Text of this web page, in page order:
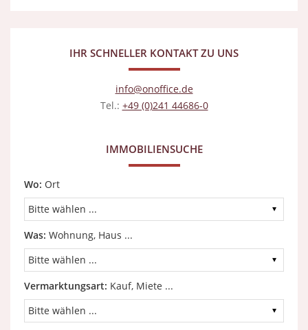
IHR SCHNELLER KONTAKT ZU UNS
info@onoffice.de
Tel.: +49 (0)241 44686-0
IMMOBILIENSUCHE
Wo: Ort
Was: Wohnung, Haus ...
Vermarktungsart: Kauf, Miete ...